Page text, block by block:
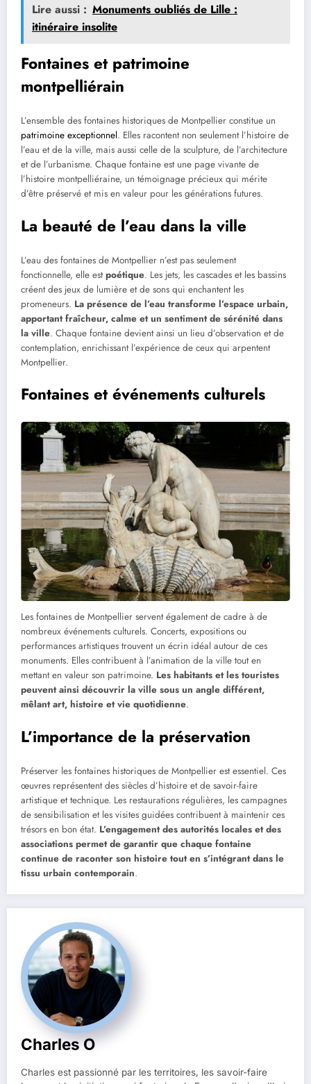
Lire aussi : Monuments oubliés de Lille :
itinéraire insolite
Fontaines et patrimoine
montpelliérain
L’ensemble des fontaines historiques de Montpellier constitue un
patrimoine exceptionnel. Elles racontent non seulement l’histoire de
l’eau et de la ville, mais aussi celle de la sculpture, de l’architecture
et de l’urbanisme. Chaque fontaine est une page vivante de
l’histoire montpelliéraine, un témoignage précieux qui mérite
d’être préservé et mis en valeur pour les générations futures.
La beauté de l’eau dans la ville
L’eau des fontaines de Montpellier n’est pas seulement
fonctionnelle, elle estpoétique. Les jets, les cascades et les bassins
créent des jeux de lumière et de sons qui enchantent les
promeneurs. La présence de l’eau transforme l’espace urbain,
apportant fraîcheur, calme et un sentiment de sérénité dans
la ville. Chaque fontaine devient ainsi un lieu d’observation et de
contemplation, enrichissant l’expérience de ceux qui arpentent
Montpellier.
Fontaines et événements culturels
Les fontaines de Montpellier servent également de cadre à de
nombreux événements culturels. Concerts, expositions ou
performances artistiques trouvent un écrin idéal autour de ces
monuments. Elles contribuent à l’animation de la ville tout en
mettant en valeur son patrimoine. Les habitants et les touristes
peuvent ainsi découvrir la ville sous un angle différent,
mêlant art, histoire et vie quotidienne.
L’importance de la préservation
Préserver les fontaines historiques de Montpellier est essentiel. Ces
œuvres représentent des siècles d’histoire et de savoir-faire
artistique et technique. Les restaurations régulières, les campagnes
de sensibilisation et les visites guidées contribuent à maintenir ces
trésors en bon état. L’engagement des autorités locales et des
associations permet de garantir que chaque fontaine
continue de raconter son histoire tout en s’intégrant dans le
tissu urbain contemporain.
Charles O
Charles est passionné par les territoires, les savoir-faire